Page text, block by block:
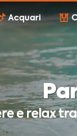
Acquari
e relax